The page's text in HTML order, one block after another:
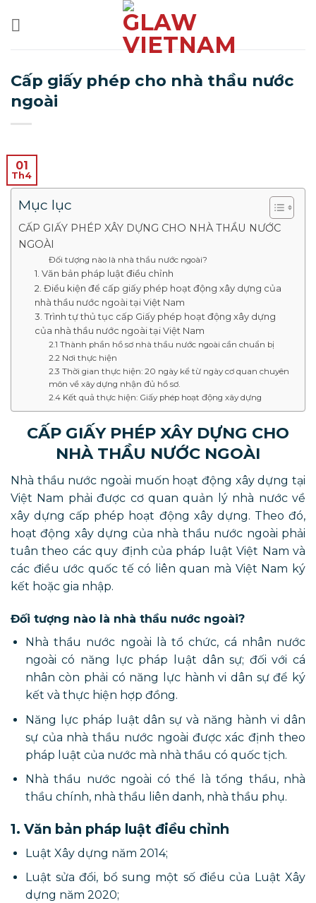
Cấp giấy phép cho nhà thầu nước
ngoài
01
Th4
Mục lục
CẤP GIẤY PHÉP XÂY DỰNG CHO NHÀ THẦU NƯỚC
NGOÀI
Đối tượng nào là nhà thầu nước ngoài?
1. Văn bản pháp luật điều chỉnh
2. Điều kiện để cấp giấy phép hoạt động xây dựng của
nhà thầu nước ngoài tại Việt Nam
3. Trình tự thủ tục cấp Giấy phép hoạt động xây dựng
của nhà thầu nước ngoài tại Việt Nam
2.1 Thành phần hồ sơ nhà thầu nước ngoài cần chuẩn bị
2.2 Nơi thực hiện
2.3 Thời gian thực hiện: 20 ngày kể từ ngày cơ quan chuyên
môn về xây dựng nhận đủ hồ sơ.
2.4 Kết quả thực hiện: Giấy phép hoạt động xây dựng
CẤP GIẤY PHÉP XÂY DỰNG CHO
NHÀ THẦU NƯỚC NGOÀI
Nhà thầu nước ngoài muốn hoạt động xây dựng tại
Việt Nam phải được cơ quan quản lý nhà nước về
xây dựng cấp phép hoạt động xây dựng. Theo đó,
hoạt động xây dựng của nhà thầu nước ngoài phải
tuân theo các quy định của pháp luật Việt Nam và
các điều ước quốc tế có liên quan mà Việt Nam ký
kết hoặc gia nhập.
Đối tượng nào là nhà thầu nước ngoài?
Nhà thầu nước ngoài là tổ chức, cá nhân nước
ngoài có năng lực pháp luật dân sự; đối với cá
nhân còn phải có năng lực hành vi dân sự để ký
kết và thực hiện hợp đồng.
Năng lực pháp luật dân sự và năng hành vi dân
sự của nhà thầu nước ngoài được xác định theo
pháp luật của nước mà nhà thầu có quốc tịch.
Nhà thầu nước ngoài có thể là tổng thầu, nhà
thầu chính, nhà thầu liên danh, nhà thầu phụ.
1. Văn bản pháp luật điều chỉnh
Luật Xây dựng năm 2014;
Luật sửa đổi, bổ sung một số điều của Luật Xây
dựng năm 2020;